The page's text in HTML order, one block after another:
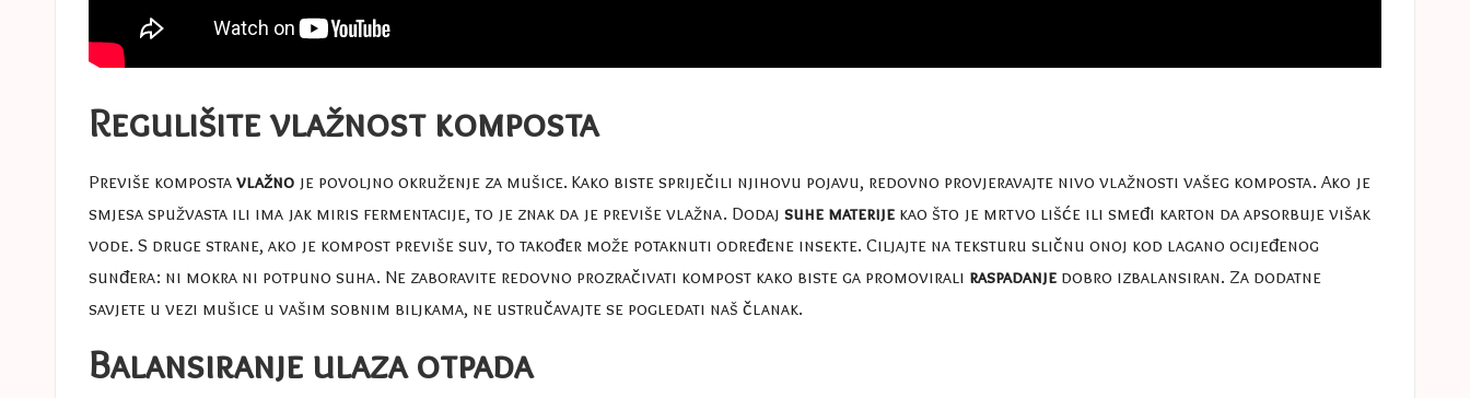
Regulišite vlažnost komposta
Previše komposta vlažno je povoljno okruženje za mušice. Kako biste spriječili njihovu pojavu, redovno provjeravajte nivo vlažnosti vašeg komposta. Ako je
smjesa spužvasta ili ima jak miris fermentacije, to je znak da je previše vlažna. Dodaj suhe materije kao što je mrtvo lišće ili smeđi karton da apsorbuje višak
vode. S druge strane, ako je kompost previše suv, to također može potaknuti određene insekte. Ciljajte na teksturu sličnu onoj kod lagano ocijeđenog
sunđera: ni mokra ni potpuno suha. Ne zaboravite redovno prozračivati ​​kompost kako biste ga promovirali raspadanje dobro izbalansiran. Za dodatne
savjete u vezi mušice u vašim sobnim biljkama, ne ustručavajte se pogledati naš članak.
Balansiranje ulaza otpada